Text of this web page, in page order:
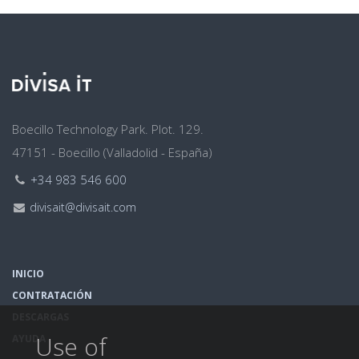
Dirección
Boecillo Technology Park. Plot. 129.
47151 - Boecillo (Valladolid - España)
Teléfono:
+34 983 546 600
Email:
divisait@divisait.com
INICIO
CONTRATACIÓN
AYUDAUse of